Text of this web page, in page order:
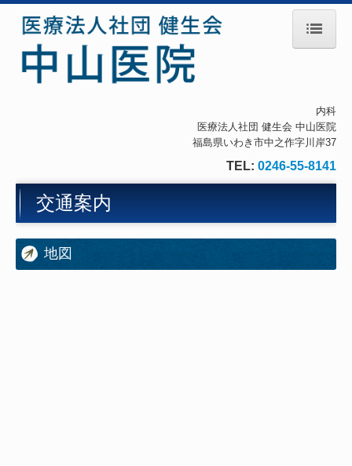
ホーム
施設・設備のご案内
交通案内
内科
医療法人社団 健生会 中山医院
福島県いわき市中之作字川岸37
TEL: 0246-55-8141
交通案内
地図